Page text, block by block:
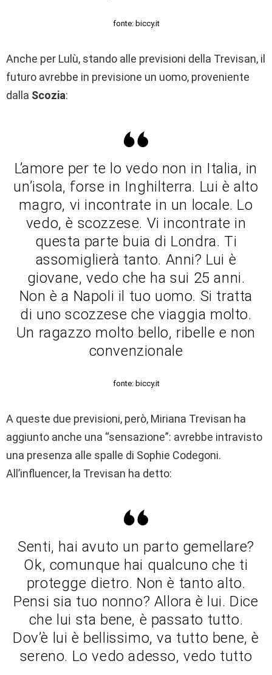
fonte: biccy.it
Anche per Lulù, stando alle previsioni della Trevisan, il
futuro avrebbe in previsione un uomo, proveniente
dalla Scozia:
L’amore per te lo vedo non in Italia, in
un’isola, forse in Inghilterra. Lui è alto
magro, vi incontrate in un locale. Lo
vedo, è scozzese. Vi incontrate in
questa parte buia di Londra. Ti
assomiglierà tanto. Anni? Lui è
giovane, vedo che ha sui 25 anni.
Non è a Napoli il tuo uomo. Si tratta
di uno scozzese che viaggia molto.
Un ragazzo molto bello, ribelle e non
convenzionale
fonte: biccy.it
A queste due previsioni, però, Miriana Trevisan ha
aggiunto anche una “sensazione”: avrebbe intravisto
una presenza alle spalle di Sophie Codegoni.
All’influencer, la Trevisan ha detto:
Senti, hai avuto un parto gemellare?
Ok, comunque hai qualcuno che ti
protegge dietro. Non è tanto alto.
Pensi sia tuo nonno? Allora è lui. Dice
che lui sta bene, è passato tutto.
Dov’è lui è bellissimo, va tutto bene, è
sereno. Lo vedo adesso, vedo tutto